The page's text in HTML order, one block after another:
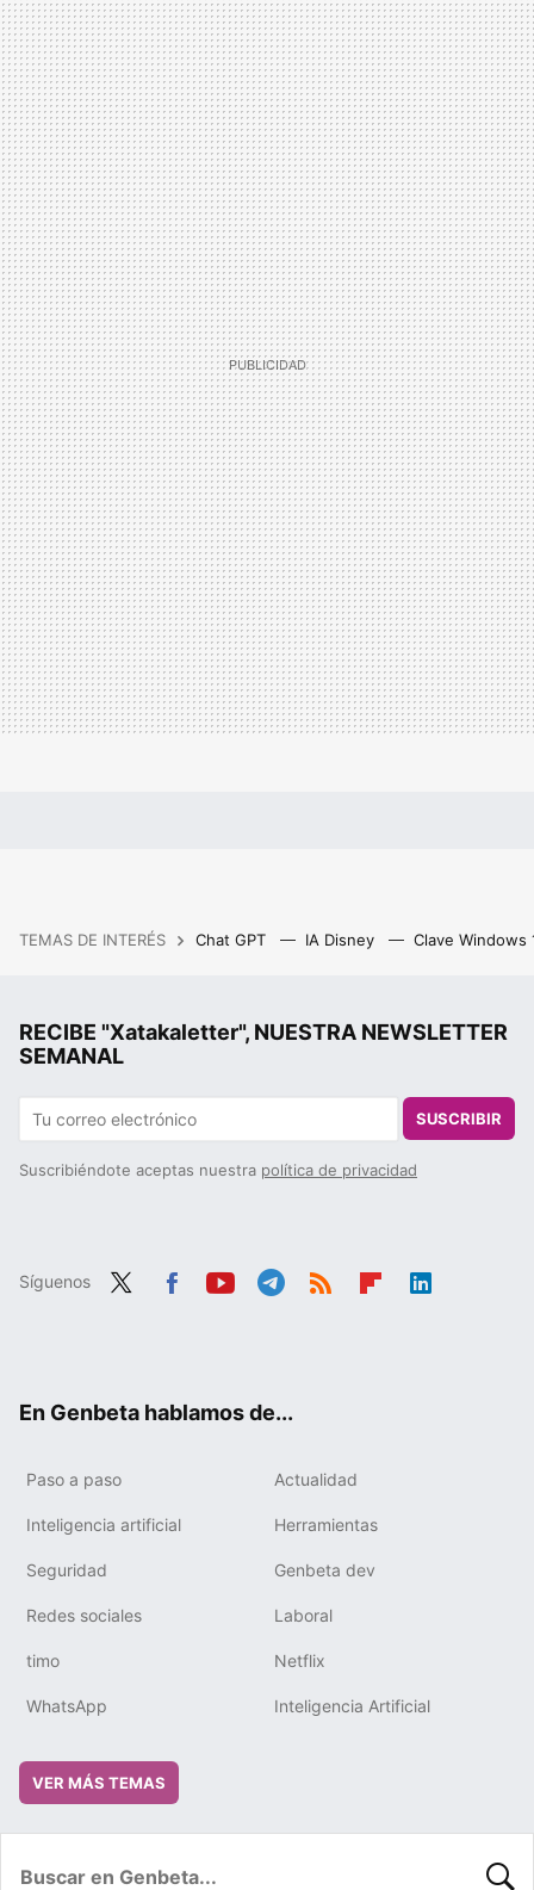
MAIL
TEMAS DE INTERÉS Chat GPT IA Disney Clave Windows
RECIBE "Xatakaletter", NUESTRA NEWSLETTER
SEMANAL
SUSCRIBIR
Suscribiéndote aceptas nuestra política de privacidad
Síguenos
En Genbeta hablamos de...
Paso a paso Actualidad
Inteligencia artificial Herramientas
Seguridad Genbeta dev
Redes sociales Laboral
timo Netflix
WhatsApp Inteligencia Artificial
VER MÁS TEMAS